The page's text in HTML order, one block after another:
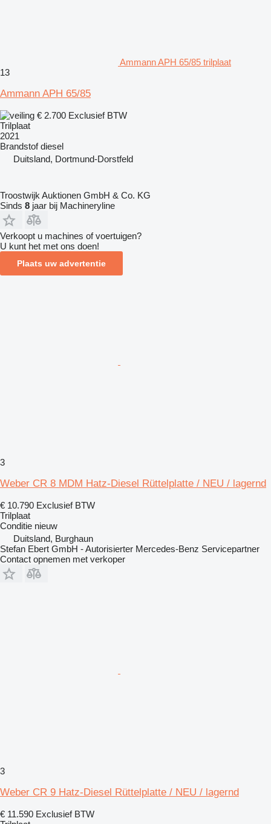
Ammann APH 65/85 trilplaat
13
Ammann APH 65/85
€ 2.700 Exclusief BTW
Trilplaat
2021
Brandstof diesel
Duitsland, Dortmund-Dorstfeld
Troostwijk Auktionen GmbH & Co. KG
Sinds 8 jaar bij Machineryline
Verkoopt u machines of voertuigen?
U kunt het met ons doen!
Plaats uw advertentie
3
Weber CR 8 MDM Hatz-Diesel Rüttelplatte / NEU / lagernd
€ 10.790 Exclusief BTW
Trilplaat
Conditie nieuw
Duitsland, Burghaun
Stefan Ebert GmbH - Autorisierter Mercedes-Benz Servicepartner
Contact opnemen met verkoper
3
Weber CR 9 Hatz-Diesel Rüttelplatte / NEU / lagernd
€ 11.590 Exclusief BTW